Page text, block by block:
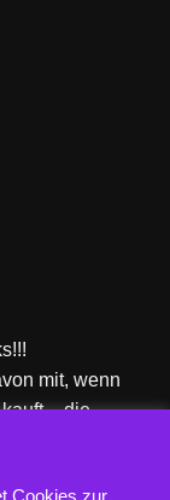
mit, wenn
– die
Cookies zur